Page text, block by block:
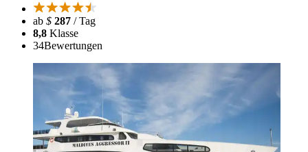
ab $ 287 / Tag
8,8 Klasse
34Bewertungen